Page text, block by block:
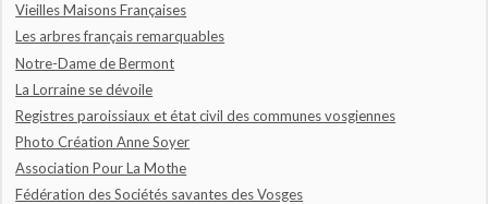
Vieilles Maisons Françaises
Les arbres français remarquables
Notre-Dame de Bermont
La Lorraine se dévoile
Registres paroissiaux et état civil des communes vosgiennes
Photo Création Anne Soyer
Association Pour La Mothe
Fédération des Sociétés savantes des Vosges